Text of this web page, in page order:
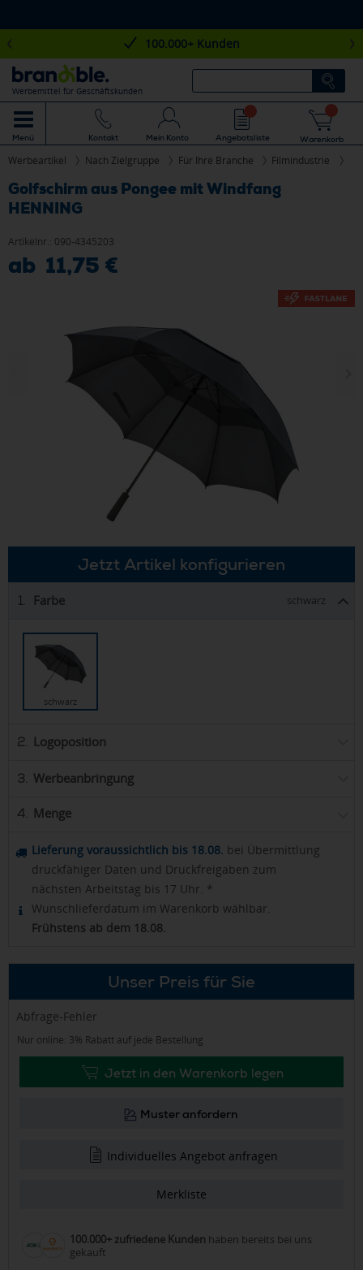
100.000+ Kunden
Werbemittel für Geschäftskunden
Menü Kontakt Mein Konto Angebotsliste Warenkorb
Werbeartikel Nach Zielgruppe Für Ihre Branche Filmindustrie
Golfschirm aus Pongee mit Windfang
HENNING
Artikelnr.: 090-4345203
ab 11,75 €
Jetzt Artikel konfigurieren
1. Farbe schwarz
schwarz
2. Logoposition
3. Werbeanbringung
4. Menge
Lieferung voraussichtlich bis 18.08. bei Übermittlung
druckfähiger Daten und Druckfreigaben zum
nächsten Arbeitstag bis 17 Uhr. *
Wunschlieferdatum im Warenkorb wählbar.
Frühstens ab dem 18.08.
Unser Preis für Sie
Abfrage-Fehler
Nur online: 3% Rabatt auf jede Bestellung
Jetzt in den Warenkorb legen
Muster anfordern
Individuelles Angebot anfragen
Merkliste
100.000+ zufriedene Kunden haben bereits bei uns
gekauft